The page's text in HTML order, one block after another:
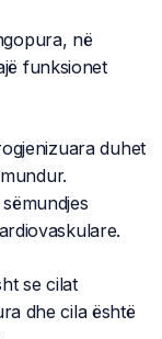
në
funksionet
duhet
se cilat
dhe cila është